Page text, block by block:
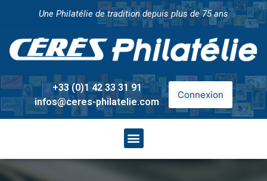
Une Philatélie de tradition depuis plus de 75 ans
+33 (0)1 42 33 31 91
infos@ceres-philatelie.com
Connexion